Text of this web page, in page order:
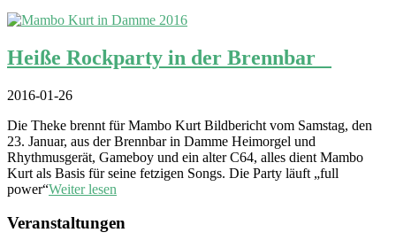
Heiße Rockparty in der Brennbar
2016-01-26
Die Theke brennt für Mambo Kurt Bildbericht vom Samstag, den
23. Januar, aus der Brennbar in Damme Heimorgel und
Rhythmusgerät, Gameboy und ein alter C64, alles dient Mambo
Kurt als Basis für seine fetzigen Songs. Die Party läuft „full
power“Weiter lesen
Veranstaltungen